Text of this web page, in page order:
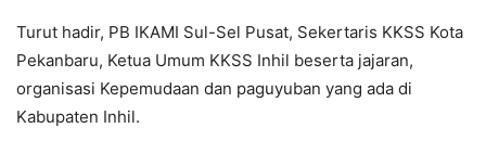
Turut hadir, PB IKAMI Sul-Sel Pusat, Sekertaris KKSS Kota
Pekanbaru, Ketua Umum KKSS Inhil beserta jajaran,
organisasi Kepemudaan dan paguyuban yang ada di
Kabupaten Inhil.